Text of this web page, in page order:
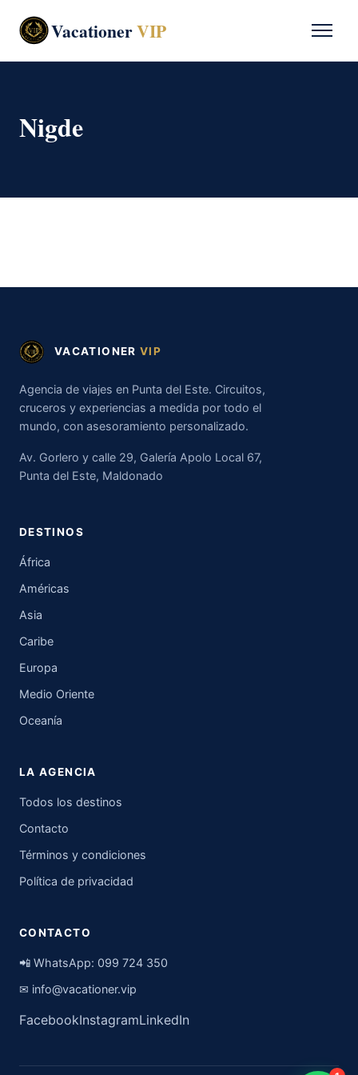
VacationerVIP
Nigde
VACATIONER VIP
Agencia de viajes en Punta del Este. Circuitos,
cruceros y experiencias a medida por todo el
mundo, con asesoramiento personalizado.
Av. Gorlero y calle 29, Galería Apolo Local 67,
Punta del Este, Maldonado
DESTINOS
África
Américas
Asia
Caribe
Europa
Medio Oriente
Oceanía
LA AGENCIA
Todos los destinos
Contacto
Términos y condiciones
Política de privacidad
CONTACTO
📲 WhatsApp: 099 724 350
✉ info@vacationer.vip
FacebookInstagramLinkedIn